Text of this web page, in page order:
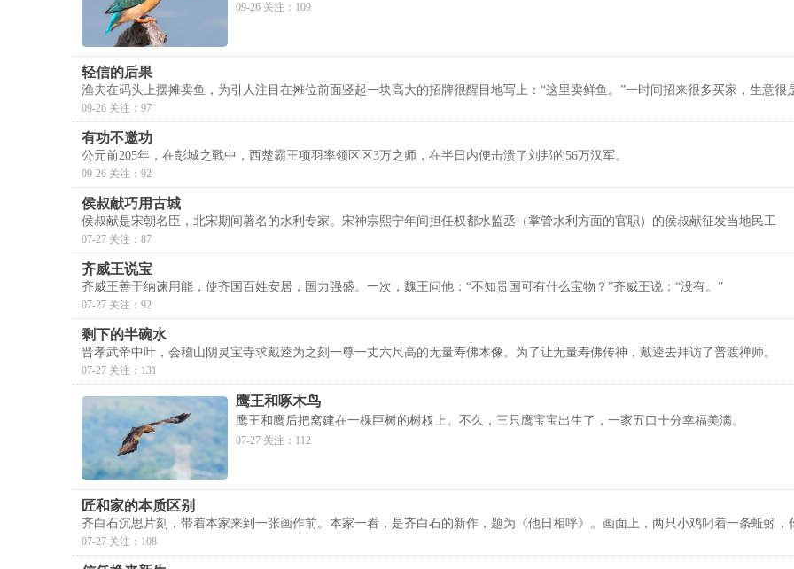
09-26 关注：109
轻信的后果
渔夫在码头上摆摊卖鱼，为引人注目在摊位前面竖起一块高大的招牌很醒目地写上：“这里卖鲜鱼。”一时间招来很多买家，生意很
09-26 关注：97
有功不邀功
公元前205年，在彭城之戰中，西楚霸王项羽率领区区3万之师，在半日内便击溃了刘邦的56万汉军。
09-26 关注：92
侯叔献巧用古城
侯叔献是宋朝名臣，北宋期间著名的水利专家。宋神宗熙宁年间担任权都水监丞（掌管水利方面的官职）的侯叔献征发当地民工
07-27 关注：87
齐威王说宝
齐威王善于纳谏用能，使齐国百姓安居，国力强盛。一次，魏王问他：“不知贵国可有什么宝物？”齐威王说：“没有。”
07-27 关注：92
剩下的半碗水
晋孝武帝中叶，会稽山阴灵宝寺求戴逵为之刻一尊一丈六尺高的无量寿佛木像。为了让无量寿佛传神，戴逵去拜访了普渡禅师。
07-27 关注：131
鹰王和啄木鸟
鹰王和鹰后把窝建在一棵巨树的树杈上。不久，三只鹰宝宝出生了，一家五口十分幸福美满。
07-27 关注：112
匠和家的本质区别
齐白石沉思片刻，带着本家来到一张画作前。本家一看，是齐白石的新作，题为《他日相呼》。画面上，两只小鸡叼着一条蚯蚓，
07-27 关注：108